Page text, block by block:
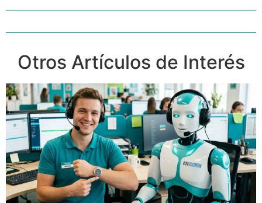
Otros Artículos de Interés